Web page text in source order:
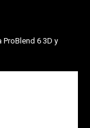
6 3D y